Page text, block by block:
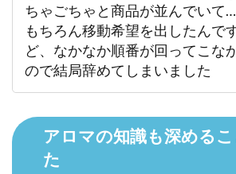
ちゃごちゃと商品が並んでいて
もちろん移動希望を出したんで
ど、なかなか順番が回ってこな
ので結局辞めてしまいました
アロマの知識も深める
た